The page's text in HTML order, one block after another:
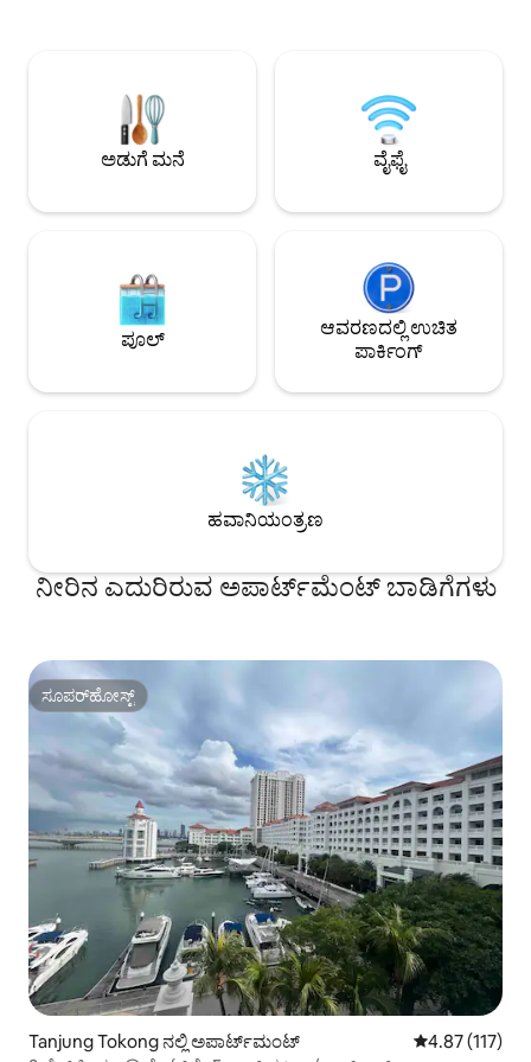
ಶಾಂತಿಯುತ ನವೀಕರಣಕ್ಕಾಗಿ ವಾಸ್ತವ್ಯ ಮಾಡಿ. 🌿 *
ಪ್ರಶ್ನೆಗಳನ್ನು ಕೇಳಿ. ಗೆಸ್ಟ್‌ಗಳು ನಿಯಮಗಳು, ಸ್ಥಳಕ್ಕೆ
ಒಪ್ಪಿದರೆ ಮತ್ತು ಎಲ್ಲಾ ಫೋಟೋಗಳನ್ನು ವೀಕ್ಷಿಸಿದ್ದರೆ
ಮಾತ್ರ ಬುಕ್ ಮಾಡಿ.
ಪಾರ್ಕ್‌ಗೆ 10 ನಿಮಿಷಗಳ
ಹೆರಿಟೇಜ್‌ಗೆ/ಅಲ್ಲಿಂದ
ಸ್ಟ್ರೈಟ್ ಕ್ವೇ, ಲೋಟಸ್
ನಿಮಿಷಗಳ ಡ್ರೈವ್
ಅಡುಗೆ ಮನೆ ವೈಫೈ
ಪೂಲ್
ಆವರಣದಲ್ಲಿ ಉಚಿತ
ಪಾರ್ಕಿಂಗ್
ಹವಾನಿಯಂತ್ರಣ
ನೀರಿನ ಎದುರಿರುವ ಅಪಾರ್ಟ್‌ಮೆಂಟ್ ಬಾಡಿಗೆಗಳು
ಸೂಪರ್‌ಹೋಸ್ಟ್
ಸೂಪರ್‌ಹೋಸ್ಟ್
Tanjung Tokong ನಲ್ಲಿ ಅಪಾರ್ಟ್‌ಮಂಟ್ 5 ರಲ್ಲಿ 4.87
4.87 (117)